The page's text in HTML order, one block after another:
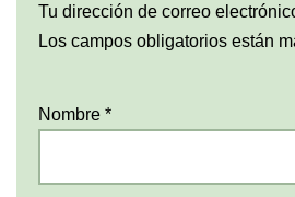
Tu dirección de correo
Los campos obligatorios están
Nombre *